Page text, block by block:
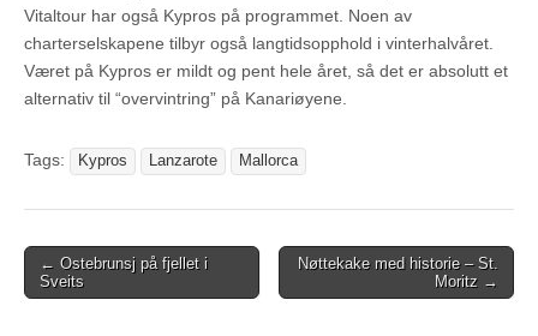
Vitaltour har også Kypros på programmet. Noen av
charterselskapene tilbyr også langtidsopphold i vinterhalvåret.
Været på Kypros er mildt og pent hele året, så det er absolutt et
alternativ til “overvintring” på Kanariøyene.
Tags: Kypros Lanzarote Mallorca
Post
navigation
← Ostebrunsj på fjellet i
Sveits
Nøttekake med historie – St.
Moritz →